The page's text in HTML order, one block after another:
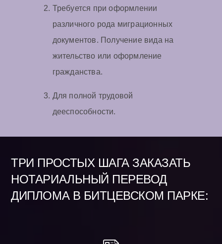
Требуется при оформлении
различного рода миграционных
документов. Получение вида на
жительство или оформление
гражданства.
Для полной трудовой
дееспособности.
ТРИ ПРОСТЫХ ШАГА ЗАКАЗАТЬ
НОТАРИАЛЬНЫЙ ПЕРЕВОД
ДИПЛОМА В БИТЦЕВСКОМ ПАРКЕ: